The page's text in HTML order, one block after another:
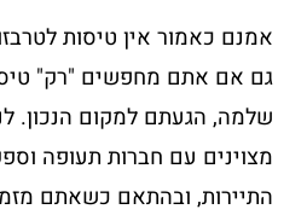
אמנם כאמור אין טיסות
גם אם אתם מחפשים "רק"
שלמה, הגעתם למקום הנכון.
מצוינים עם חברות תעופה
התיירות, ובהתאם כשאתם